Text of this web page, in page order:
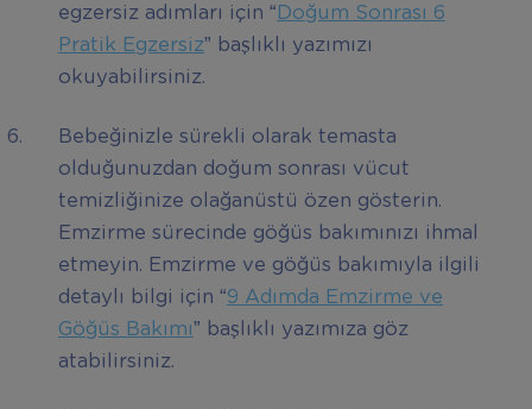
egzersiz adımları için “ Doğum Sonrası 6
Pratik Egzersiz” başlıklı yazımızı
okuyabilirsiniz.
Bebeğinizle sürekli olarak temasta
olduğunuzdan doğum sonrası vücut
temizliğinize olağanüstü özen gösterin.
Emzirme sürecinde göğüs bakımınızı ihmal
etmeyin. Emzirme ve göğüs bakımıyla ilgili
detaylı bilgi için “9 Adımda Emzirme ve
Göğüs Bakımı” başlıklı yazımıza göz
atabilirsiniz.